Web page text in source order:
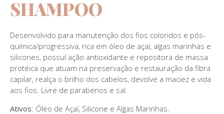
SHAMPOO
Desenvolvido para manutenção dos fios coloridos e pós-
química/progressiva, rica em óleo de açaí, algas marinhas e
silicones, possuí ação antioxidante e repositora de massa
protéica que atuam na preservação e restauração da fibra
capilar, realça o brilho dos cabelos, devolve a maciez e vida
aos fios. Livre de parabenos e sal.
Ativos: Óleo de Açaí, Silicone e Algas Marinhas.